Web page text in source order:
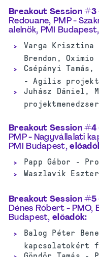
Breakout Session #3
Redouane, PMP -
alelnök, PMI Budapest,
Varga
Brendon,
Csépányi Tamás,
- Agilis
Juhász Dániel,
Breakout Session #4
PMP - Nagyvállalati
PMI Budapest,
Papp Gábor -
Waszlavik
Breakout Session #5
Dénes Róbert - PMO,
Budapest,előadók:
Balog Péter
kapcsolatokért